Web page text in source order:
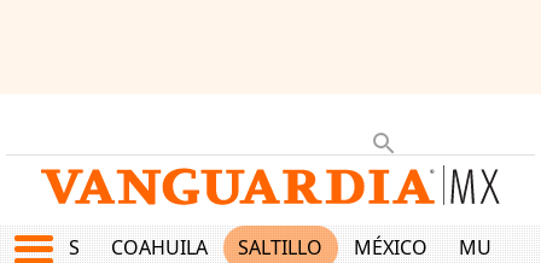
JUEGOS COAHUILA SALTILLO MÉXICO MUNDO